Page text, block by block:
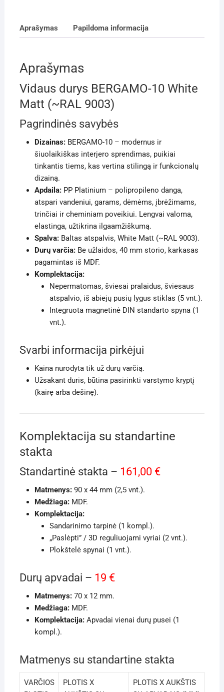
Aprašymas Papildoma informacija
Aprašymas
Vidaus durys BERGAMO-10 White
Matt (~RAL 9003)
Pagrindinės savybės
Dizainas:BERGAMO-10 – modernus ir
šiuolaikiškas interjero sprendimas, puikiai
tinkantis tiems, kas vertina stilingą ir funkcionalų
dizainą.
Apdaila:PP Platinium – polipropileno danga,
atspari vandeniui, garams, dėmėms, įbrėžimams,
trinčiai ir cheminiam poveikiui. Lengvai valoma,
elastinga, užtikrina ilgaamžiškumą.
Spalva:Baltas atspalvis, White Matt (~RAL 9003).
Durų varčia:Be užlaidos, 40 mm storio, karkasas
pagamintas iš MDF.
Komplektacija:
Nepermatomas, šviesai pralaidus, šviesaus
atspalvio, iš abiejų pusių lygus stiklas (5 vnt.).
Integruota magnetinė DIN standarto spyna (1
vnt.).
Svarbi informacija pirkėjui
Kaina nurodyta tik už durų varčią.
Užsakant duris, būtina pasirinkti varstymo kryptį
(kairę arba dešinę).
Komplektacija su standartine
stakta
Standartinė stakta – 161,00 €
Matmenys:90 x 44 mm (2,5 vnt.).
Medžiaga:MDF.
Komplektacija:
Sandarinimo tarpinė (1 kompl.).
„Paslėpti” / 3D reguliuojami vyriai (2 vnt.).
Plokštelė spynai (1 vnt.).
Durų apvadai – 19 €
Matmenys:70 x 12 mm.
Medžiaga:MDF.
Komplektacija:Apvadai vienai durų pusei (1
kompl.).
Matmenys su standartine stakta
VARČIOS
PLOTIS X
PLOTIS X AUKŠTIS